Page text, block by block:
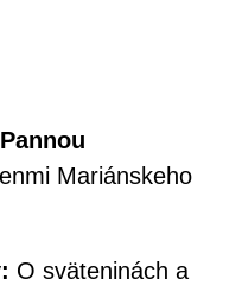
Mariánskeho
O sväteninách a